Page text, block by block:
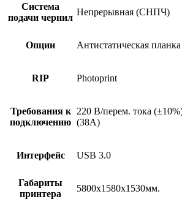
Система
подачи чернил
Непрерывная (СНПЧ)
Опции Антистатическая планка
RIP Photoprint
Требования к
подключению
220 В/перем. тока
(38A)
Интерфейс USB 3.0
Габариты
принтера
5800х1580х1530мм.